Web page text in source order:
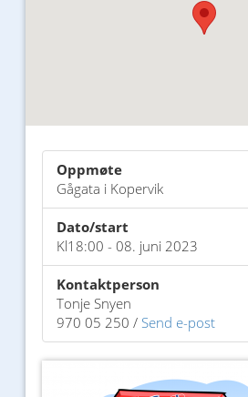
Oppmøte
Gågata i Kopervik
Dato/start
Kl18:00 - 08. juni 2023
Kontaktperson
Tonje Snyen
970 05 250 / Send e-post